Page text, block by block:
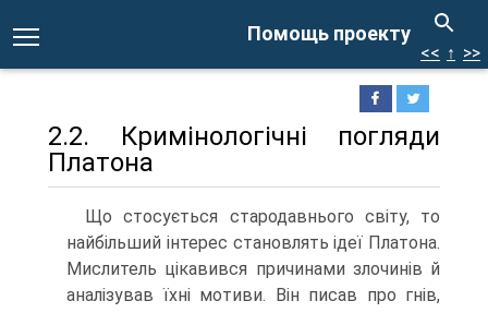
Помощь проекту
<< ↑ >>
2.2. Кримінологічні погляди
Платона
Що стосується стародавнього світу, то
найбільший інтерес становлять ідеї Платона.
Мислитель цікавився причинами злочинів й
аналізував їхні мотиви. Він писав про гнів,